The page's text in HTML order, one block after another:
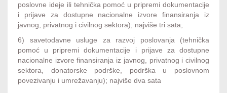
poslovne ideje ili tehnička pomoć u pripremi dokumentacije
i prijave za dostupne nacionalne izvore finansiranja iz
javnog, privatnog i civilnog sektora); najviše tri sata;
6) savetodavne usluge za razvoj poslovanja (tehnička
pomoć u pripremi dokumentacije i prijave za dostupne
nacionalne izvore finansiranja iz javnog, privatnog i civilnog
sektora, donatorske podrške, podrška u poslovnom
povezivanju i umrežavanju); najviše dva sata